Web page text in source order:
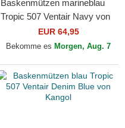
Baskenmützen marineblau
Tropic 507 Ventair Navy von
EUR 64,95
Bekomme es Morgen, Aug. 7